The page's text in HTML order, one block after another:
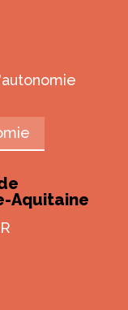
Aquitaine